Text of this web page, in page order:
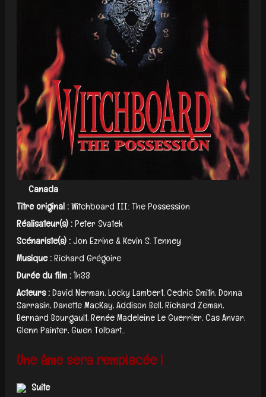
Canada
Titre original :Witchboard III: The Possession
Réalisateur(s) :Peter Svatek
Scénariste(s) :Jon Ezrine & Kevin S. Tenney
Musique :Richard Grégoire
Durée du film :1h33
Acteurs :David Nerman, Locky Lambert, Cedric Smith, Donna
Sarrasin, Danette MacKay, Addison Bell, Richard Zeman,
Bernard Bourgault, Renée Madeleine Le Guerrier, Cas Anvar,
Glenn Painter, Gwen Tolbart...
Une âme sera remplacée !
Suite